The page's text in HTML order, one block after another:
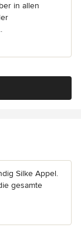
in allen
Silke Appel.
gesamte